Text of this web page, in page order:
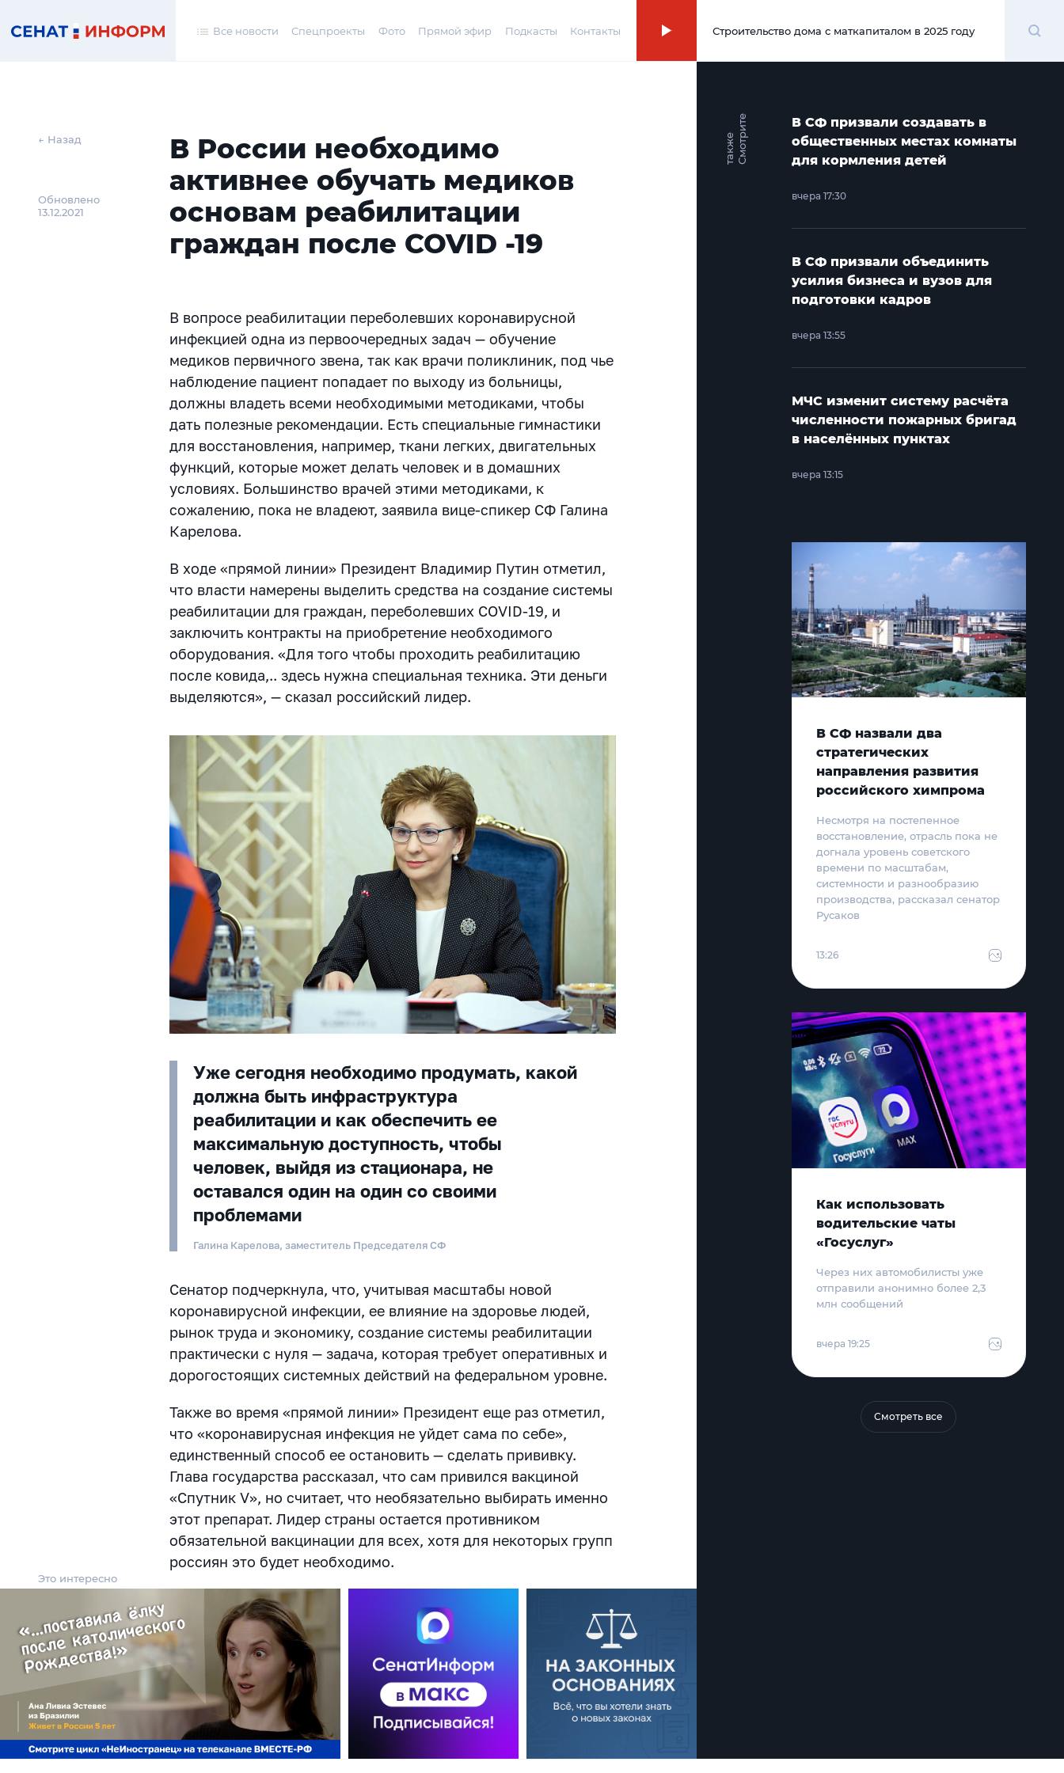
Все новости Спецпроекты Фото Прямой эфир Подкасты Контакты 00:00
Строительство дома с маткапиталом в 2025 году
← Назад
Обновлено
13.12.2021
В России необходимо
активнее обучать медиков
основам реабилитации
граждан после COVID -19
В вопросе реабилитации переболевших коронавирусной
инфекцией одна из первоочередных задач — обучение
медиков первичного звена, так как врачи поликлиник, под чье
наблюдение пациент попадает по выходу из больницы,
должны владеть всеми необходимыми методиками, чтобы
дать полезные рекомендации. Есть специальные гимнастики
для восстановления, например, ткани легких, двигательных
функций, которые может делать человек и в домашних
условиях. Большинство врачей этими методиками, к
сожалению, пока не владеют, заявила вице-спикер СФ Галина
Карелова.
В ходе «прямой линии» Президент Владимир Путин отметил,
что власти намерены выделить средства на создание системы
реабилитации для граждан, переболевших COVID-19, и
заключить контракты на приобретение необходимого
оборудования. «Для того чтобы проходить реабилитацию
после ковида,.. здесь нужна специальная техника. Эти деньги
выделяются», — сказал российский лидер.
Уже сегодня необходимо продумать, какой
должна быть инфраструктура
реабилитации и как обеспечить ее
максимальную доступность, чтобы
человек, выйдя из стационара, не
оставался один на один со своими
проблемами
Галина Карелова, заместитель Председателя СФ
Сенатор подчеркнула, что, учитывая масштабы новой
коронавирусной инфекции, ее влияние на здоровье людей,
рынок труда и экономику, создание системы реабилитации
практически с нуля — задача, которая требует оперативных и
дорогостоящих системных действий на федеральном уровне.
Также во время «прямой линии» Президент еще раз отметил,
что «коронавирусная инфекция не уйдет сама по себе»,
единственный способ ее остановить — сделать прививку.
Глава государства рассказал, что сам привился вакциной
«Спутник V», но считает, что необязательно выбирать именно
этот препарат. Лидер страны остается противником
обязательной вакцинации для всех, хотя для некоторых групп
россиян это будет необходимо.
Это интересно
С
м
о
т
р и
т
е
т
а
к
ж
е
В СФ призвали создавать в
общественных местах комнаты
для кормления детей
вчера 17:30
В СФ призвали объединить
усилия бизнеса и вузов для
подготовки кадров
вчера 13:55
МЧС изменит систему расчёта
численности пожарных бригад
в населённых пунктах
вчера 13:15
В СФ назвали два
стратегических
направления развития
российского химпрома
Несмотря на постепенное
восстановление, отрасль пока не
догнала уровень советского
времени по масштабам,
системности и разнообразию
производства, рассказал сенатор
Русаков
13:26
Как использовать
водительские чаты
«Госуслуг»
Через них автомобилисты уже
отправили анонимно более 2,3
млн сообщений
вчера 19:25
Смотреть все